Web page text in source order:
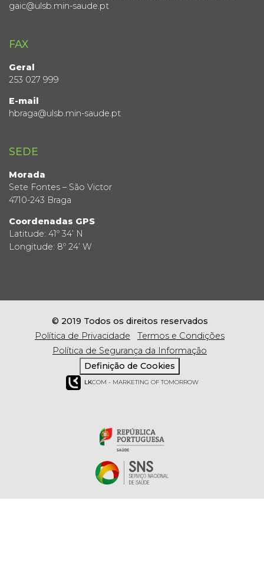
gaic@ulsb.min-saude.pt
FAX
Geral
253 027 999
E-mail
hbraga@ulsb.min-saude.pt
SEDE
Morada
Sete Fontes – São Victor
4710-243 Braga
Coordenadas GPS
Latitude: 41º 34’ N
Longitude: 8º 24’ W
© 2019 Todos os direitos reservados
Política de Privacidade
Termos e Condições
Política de Segurança da Informação
Definição de Cookies
LKCOM - MARKETING OF TOMORROW